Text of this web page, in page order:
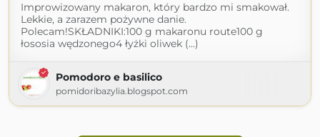
Improwizowany makaron, który bardzo mi smakował.
Lekkie, a zarazem pożywne danie.
Polecam!SKŁADNIKI:100 g makaronu route100 g
łososia wędzonego4 łyżki oliwek (...)
Pomodoro e basilico
pomidoribazylia.blogspot.com